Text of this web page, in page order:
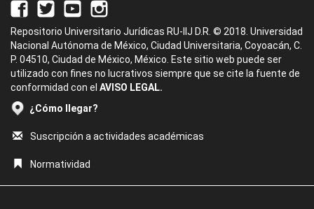
Repositorio Universitario Jurídicas RU-IIJ D.R. © 2018. Universidad
Nacional Autónoma de México, Ciudad Universitaria, Coyoacán, C.
P. 04510, Ciudad de México, México. Este sitio web puede ser
utilizado con fines no lucrativos siempre que se cite la fuente de
conformidad con el AVISO LEGAL.
¿Cómo llegar?
Suscripción a actividades académicas
Normatividad